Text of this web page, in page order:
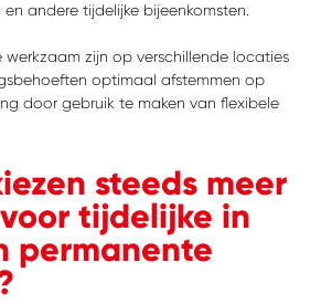
andere tijdelijke bijeenkomsten.
werkzaam zijn op verschillende locaties
optimaal afstemmen op
door gebruik te maken van flexibele
steeds meer
tijdelijke in
permanente